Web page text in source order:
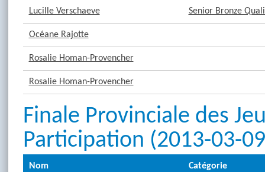
Lucille Verschaeve Senior Bronze
Océane Rajotte
Rosalie Homan-Provencher
Rosalie Homan-Provencher
Finale Provinciale des
Participation (2013-03-
Nom Catégorie